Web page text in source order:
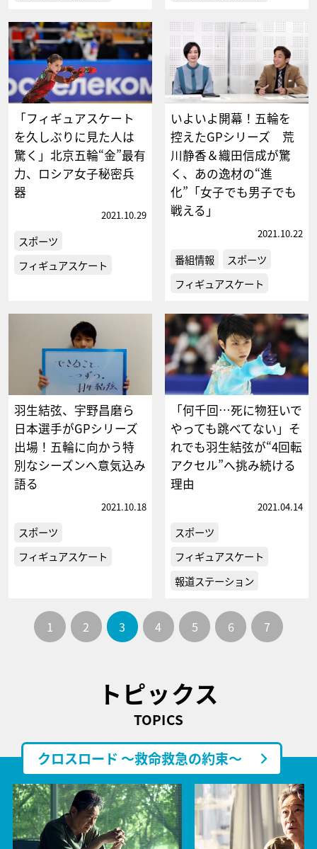
「フィギュアスケート
を久しぶりに見た人は
驚く」北京五輪“金”最有
力、ロシア女子秘密兵
器
2021.10.29
スポーツ
フィギュアスケート
いよいよ開幕！五輪を
控えたGPシリーズ 荒
川静香＆織田信成が驚
く、あの逸材の“進
化”「女子でも男子でも
戦える」
2021.10.22
番組情報
スポーツ
フィギュアスケート
羽生結弦、宇野昌磨ら
日本選手がGPシリーズ
出場！五輪に向かう特
別なシーズンへ意気込み
語る
2021.10.18
スポーツ
フィギュアスケート
「何千回…死に物狂いで
やっても跳べてない」そ
れでも羽生結弦が“4回転
アクセル”へ挑み続ける
理由
2021.04.14
スポーツ
フィギュアスケート
報道ステーション
1 2 3 4 5 6 7
トピックス
TOPICS
クロスロード ～救命救急の約束～